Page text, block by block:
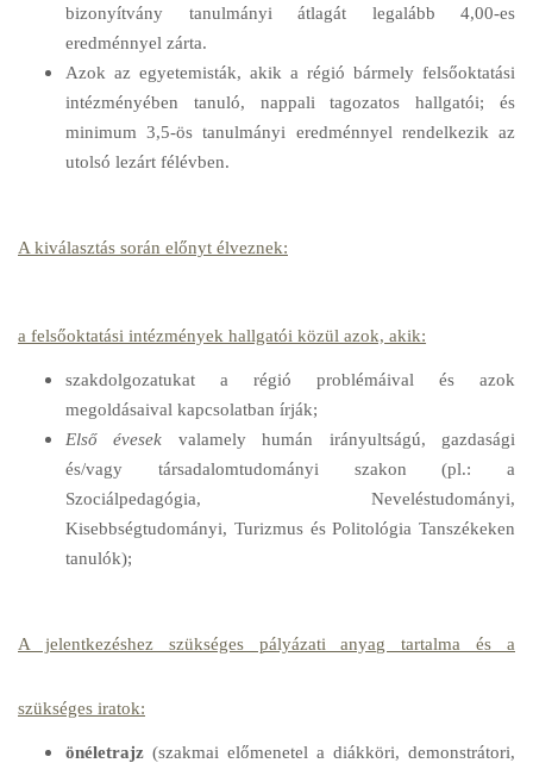
bizonyítvány tanulmányi átlagát legalább 4,00-es
eredménnyel zárta.
Azok az egyetemisták, akik a régió bármely felsőoktatási
intézményében tanuló, nappali tagozatos hallgatói; és
minimum 3,5-ös tanulmányi eredménnyel rendelkezik az
utolsó lezárt félévben.
A kiválasztás során előnyt élveznek:
a felsőoktatási intézmények hallgatói közül azok, akik:
szakdolgozatukat a régió problémáival és azok
megoldásaival kapcsolatban írják;
Első évesek valamely humán irányultságú, gazdasági
és/vagy társadalomtudományi szakon (pl.: a
Szociálpedagógia, Neveléstudományi,
Kisebbségtudományi, Turizmus és Politológia Tanszékeken
tanulók);
A jelentkezéshez szükséges pályázati anyag tartalma és a
szükséges iratok:
önéletrajz (szakmai előmenetel a diákköri, demonstrátori,